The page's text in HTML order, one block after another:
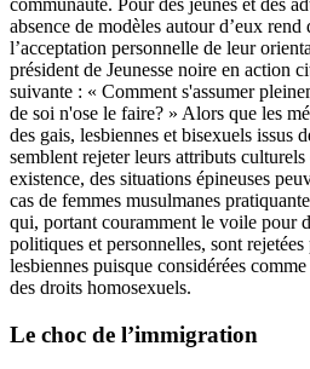
absence de modèles autour d’eux
l’acceptation personnelle de leur
président de Jeunesse noire en action
suivante : « Comment s'assumer
de soi n'ose le faire? » Alors que les
des gais, lesbiennes et bisexuels issus
semblent rejeter leurs attributs
existence, des situations épineuses
cas de femmes musulmanes
qui, portant couramment le voile pour
politiques et personnelles, sont
lesbiennes puisque considérées
des droits homosexuels.
Le choc de l’immigration